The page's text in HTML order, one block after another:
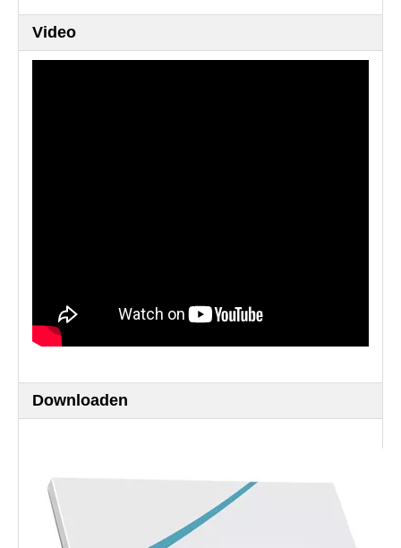
Video
Downloaden